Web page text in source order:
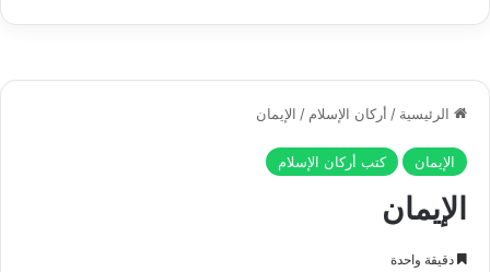
الأحزاب – الآية 62).
قام به الأولون الذين لم يؤمنوا من قول أو
فعل، لا يختلف من حيث الجوهر عما قاله
Play